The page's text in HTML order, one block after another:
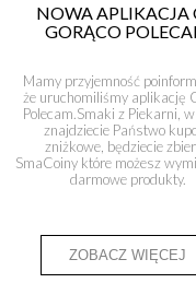
NOWA APLIKACJA
GORĄCO
Mamy przyjemność
że uruchomiliśmy aplikację
Polecam.Smaki z Piekarni,
znajdziecie Państwo
zniżkowe, będziecie
SmaCoiny które możesz
darmowe produkty.
ZOBACZ WIĘCEJ